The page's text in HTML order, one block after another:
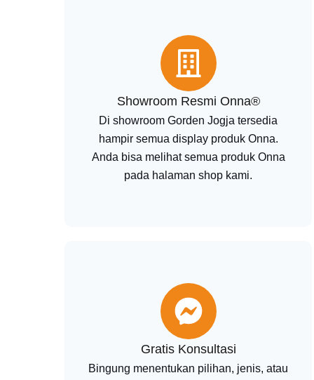
Showroom Resmi Onna®
Di showroom Gorden Jogja tersedia
hampir semua display produk Onna.
Anda bisa melihat semua produk Onna
pada halaman shop kami.
Gratis Konsultasi
Bingung menentukan pilihan, jenis, atau